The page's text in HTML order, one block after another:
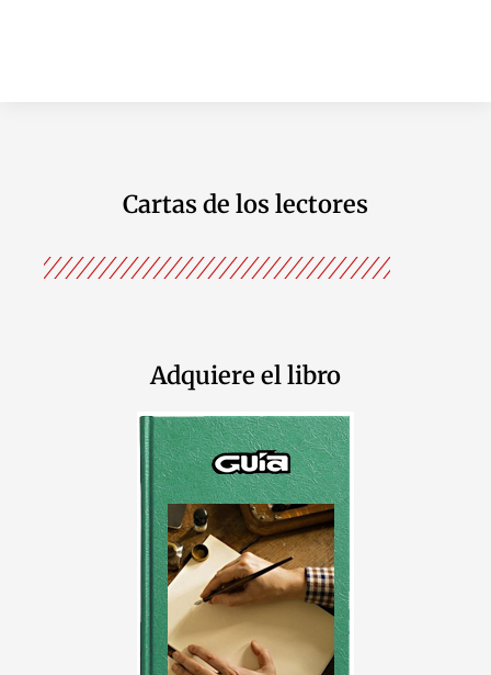
Cartas de los lectores
Adquiere el libro